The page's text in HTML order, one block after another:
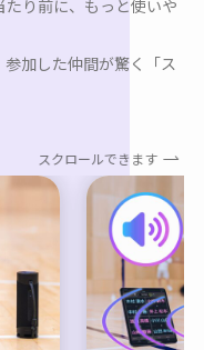
り前に、もっと使いや
加した仲間が驚く「ス
スクロールできます